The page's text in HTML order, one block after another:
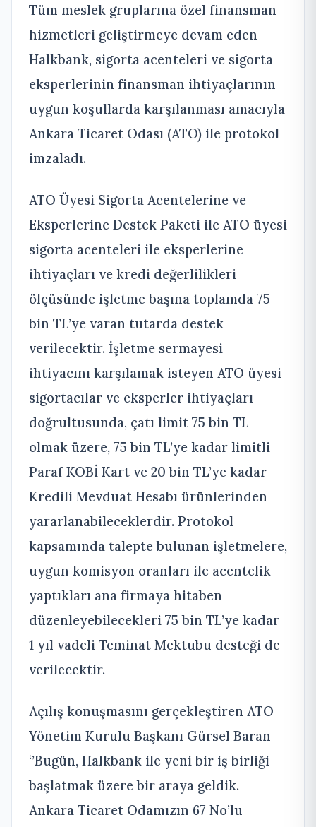
Tüm meslek gruplarına özel finansman
hizmetleri geliştirmeye devam eden
Halkbank, sigorta acenteleri ve sigorta
eksperlerinin finansman ihtiyaçlarının
uygun koşullarda karşılanması amacıyla
Ankara Ticaret Odası (ATO) ile protokol
imzaladı.
ATO Üyesi Sigorta Acentelerine ve
Eksperlerine Destek Paketi ile ATO üyesi
sigorta acenteleri ile eksperlerine
ihtiyaçları ve kredi değerlilikleri
ölçüsünde işletme başına toplamda 75
bin TL’ye varan tutarda destek
verilecektir. İşletme sermayesi
ihtiyacını karşılamak isteyen ATO üyesi
sigortacılar ve eksperler ihtiyaçları
doğrultusunda, çatı limit 75 bin TL
olmak üzere, 75 bin TL’ye kadar limitli
Paraf KOBİ Kart ve 20 bin TL’ye kadar
Kredili Mevduat Hesabı ürünlerinden
yararlanabileceklerdir. Protokol
kapsamında talepte bulunan işletmelere,
uygun komisyon oranları ile acentelik
yaptıkları ana firmaya hitaben
düzenleyebilecekleri 75 bin TL’ye kadar
1 yıl vadeli Teminat Mektubu desteği de
verilecektir.
Açılış konuşmasını gerçekleştiren ATO
Yönetim Kurulu Başkanı Gürsel Baran
‘’Bugün, Halkbank ile yeni bir iş birliği
başlatmak üzere bir araya geldik.
Ankara Ticaret Odamızın 67 No’lu